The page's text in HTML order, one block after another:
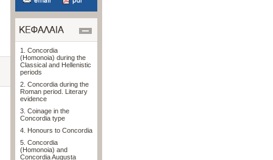
1. Concordia
(Homonoia) during the
Classical and Hellenistic
periods
2. Concordia during the
Roman period. Literary
evidence
3. Coinage in the
Concordia type
4. Honours to Concordia
5. Concordia
(Homonoia) and
Concordia Augusta